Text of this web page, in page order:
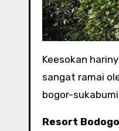
Keesokan
sangat ramai
bogor-
Resort